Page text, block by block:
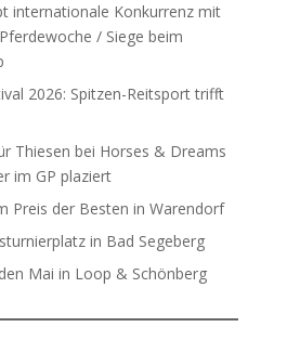
internationale Konkurrenz mit
/ Siege beim
2026: Spitzen-Reitsport trifft
Thiesen bei Horses & Dreams
im GP plaziert
Preis der Besten in Warendorf
in Bad Segeberg
Mai in Loop & Schönberg